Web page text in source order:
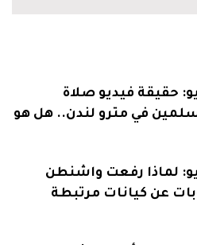
حقيقة فيديو صلاة
في مترو لندن.. هل هو
لماذا رفعت واشنطن
عن كيانات مرتبطة